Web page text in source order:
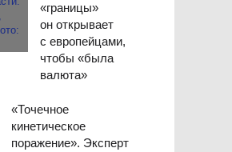
«границы»
он открывает
с европейцами,
чтобы «была
валюта»
«Точечное
кинетическое
поражение». Эксперт